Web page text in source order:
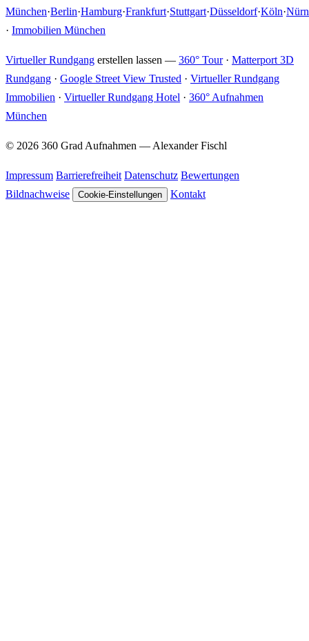
München·Berlin·Hamburg·Frankfurt·Stuttgart·Düsseldorf·Köln·
· Immobilien München
Virtueller Rundgang erstellen lassen — 360° Tour· Matterport 3D
Rundgang · Google Street View Trusted · Virtueller Rundgang
Immobilien · Virtueller Rundgang Hotel · 360° Aufnahmen
München
© 2026 360 Grad Aufnahmen — Alexander Fischl
Impressum Barrierefreiheit Datenschutz Bewertungen
Bildnachweise
Cookie-Einstellungen Kontakt